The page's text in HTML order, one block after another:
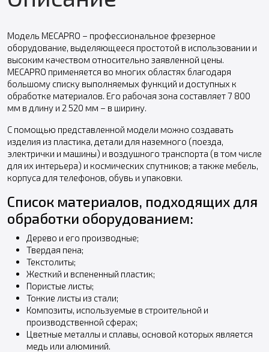
Модель MECAPRO – профессиональное фрезерное
оборудование, выделяющееся простотой в использовании и
высоким качеством относительно заявленной цены.
MECAPRO применяется во многих областях благодаря
большому списку выполняемых функций и доступных к
обработке материалов. Его рабочая зона составляет 7 800
мм в длину и 2 520 мм – в ширину.
С помощью представленной модели можно создавать
изделия из пластика, детали для наземного (поезда,
электрички и машины) и воздушного транспорта (в том числе
для их интерьера) и космических спутников; а также мебель,
корпуса для телефонов, обувь и упаковки.
Список материалов, подходящих для
обработки оборудованием:
Дерево и его производные;
Твердая пена;
Текстолиты;
Жесткий и вспененный пластик;
Пористые листы;
Тонкие листы из стали;
Композиты, используемые в строительной и
производственной сферах;
Цветные металлы и сплавы, основой которых является
медь или алюминий.